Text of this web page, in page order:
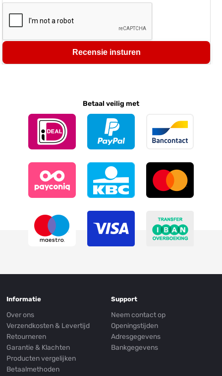
Recensie insturen
Betaal veilig met
Informatie
Over ons
Verzendkosten & Levertijd
Retourneren
Garantie & Klachten
Producten vergelijken
Betaalmethoden
Support
Neem contact op
Openingstijden
Adresgegevens
Bankgegevens